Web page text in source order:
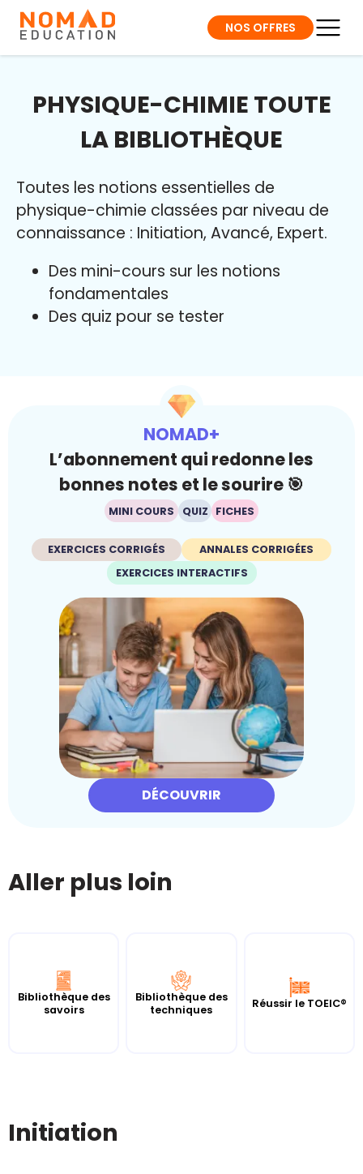
NOS OFFRES
PHYSIQUE-CHIMIE TOUTE
LA BIBLIOTHÈQUE
Toutes les notions essentielles de
physique-chimie classées par niveau de
connaissance : Initiation, Avancé, Expert.
Des mini-cours sur les notions
fondamentales
Des quiz pour se tester
NOMAD+
L’abonnement qui redonne les
bonnes notes et le sourire 🎯
MINI COURS QUIZ FICHES
EXERCICES CORRIGÉS
ANNALES CORRIGÉES
EXERCICES INTERACTIFS
DÉCOUVRIR
Aller plus loin
Bibliothèque des
savoirs
Bibliothèque des
techniques
Réussir le TOEIC®
Initiation